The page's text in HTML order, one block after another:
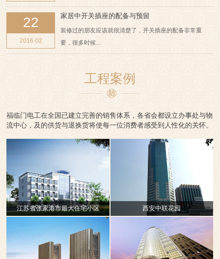
22
2016-02
家居中开关插座的配备与预留
装修过的朋友应该就很清楚了，开关插座的配备非常重
要，很多时候…
工程案例
福临门电工在全国已建立完善的销售体系，各省会都设立办事处与物
流中心，及的供货与退换货将使每一位消费者感受到人性化的关怀。
江苏省张家港市最大住宅小区 西安中联花园